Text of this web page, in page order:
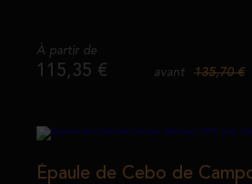
À partir de
115,35 € avant 135,70 €
Épaule de Cebo de